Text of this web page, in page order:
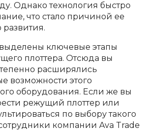
Однако технология быстро
что стало причиной ее
развития.
ключевые этапы
плоттера. Отсюда вы
расширялись
возможности этого
оборудования. Если же вы
режущий плоттер или
по выбору такого
компании Ava Trade